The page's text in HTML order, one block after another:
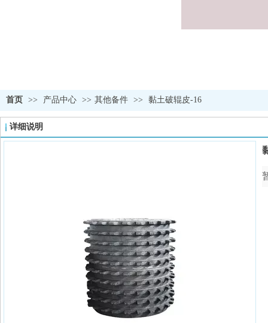
首页 >> 产品中心 >> 其他备件 >> 黏土破辊皮-16
详细说明